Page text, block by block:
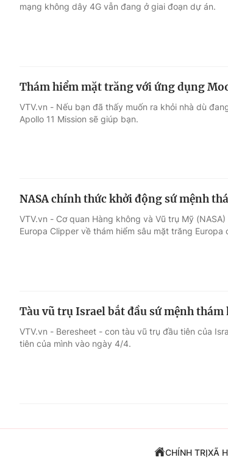
mạng không dây 4G vẫn đang ở giai đoạn dự án.
Thám hiểm mặt trăng với ứng dụng
VTV.vn - Nếu bạn đã thấy muốn ra khỏi nhà dù
Apollo 11 Mission sẽ giúp bạn.
NASA chính thức khởi động sứ mệnh
VTV.vn - Cơ quan Hàng không và Vũ trụ Mỹ
Europa Clipper về thám hiểm sâu mặt trăng Europa
Tàu vũ trụ Israel bắt đầu sứ mệnh
VTV.vn - Beresheet - con tàu vũ trụ đầu tiên của
tiên của mình vào ngày 4/4.
CHÍNH TRỊXÃ